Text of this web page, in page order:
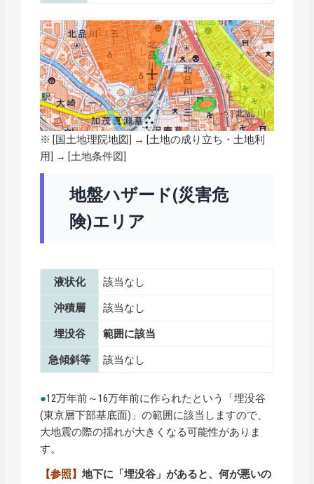
※ [ 国土地理院地図
] → [土地の成り立ち・土地利
用] → [土地条件図]
地盤ハザード(災害危
険)エリア
液状化 該当なし
沖積層 該当なし
埋没谷 範囲に該当
急傾斜等 該当なし
●12万年前～16万年前に作られたという「埋没谷
(東京層下部基底面)」の範囲に該当しますので、
大地震の際の揺れが大きくなる可能性がありま
す。
【参照】地下に「埋没谷」があると、何が悪いの